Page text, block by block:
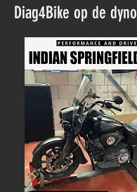
Diag4Bike op de dyno